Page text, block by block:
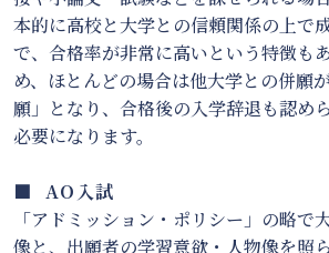
本的に高校と大学との信頼関係の上で
で、合格率が非常に高いという特徴も
め、ほとんどの場合は他大学との併願
願」となり、合格後の入学辞退も認め
必要になります。
■ AO入試
「アドミッション・ポリシー」の略で
像と、出願者の学習意欲・人物像を照